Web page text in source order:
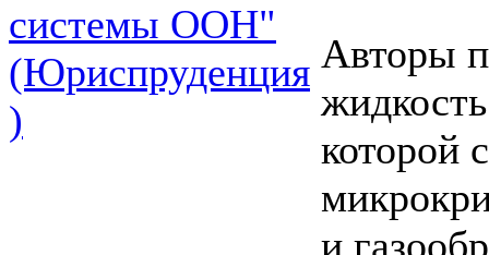
системы ООН"
(Юриспруденция
)
Авторы
которой
и